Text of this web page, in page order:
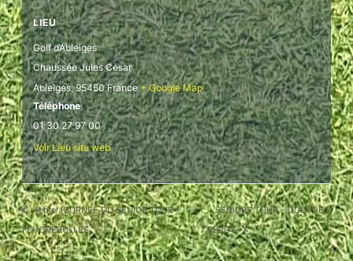
LIEU
Golf d’Ableiges
Chaussée Jules César
Ableiges, 95450 France + Google Map
Téléphone
01 30 27 97 00
Voir Lieu site web
4ème JOURNEE DU SENIOR TOUR –
FEUCHEROLLES
SENIORS TOUR – GOLF DE
CERGY